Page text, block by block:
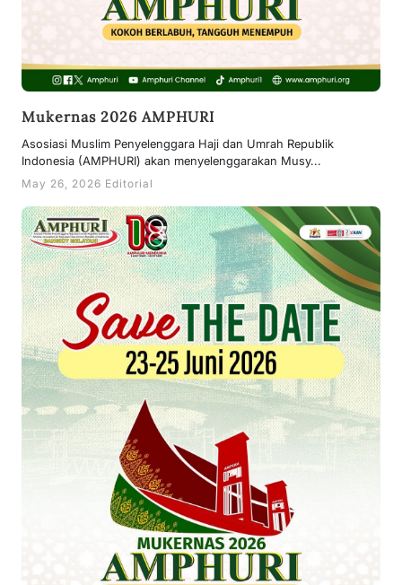
Mukernas 2026 AMPHURI
Asosiasi Muslim Penyelenggara Haji dan Umrah Republik
Indonesia (AMPHURI) akan menyelenggarakan Musy...
May 26, 2026 Editorial